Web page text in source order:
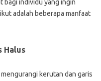
bagi individu yang ingin
adalah beberapa manfaat
Halus
kerutan dan garis